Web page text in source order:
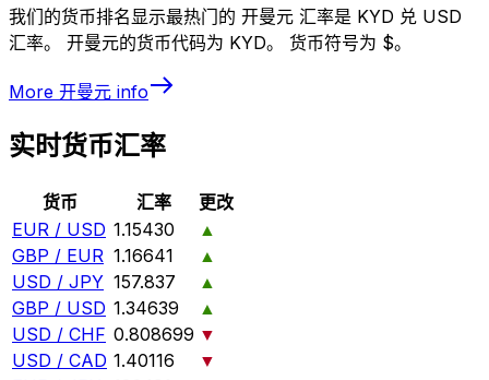
我们的货币排名显示最热门的 开曼元 汇率是 KYD 兑 USD
汇率。 开曼元的货币代码为 KYD。 货币符号为 $。
More 开曼元 info
实时货币汇率
货币 汇率
更改
EUR / USD 1.15430
▲
GBP / EUR 1.16641
▲
USD / JPY 157.837
▲
GBP / USD 1.34639
▲
USD / CHF 0.808699 ▼
USD / CAD 1.40116
▼